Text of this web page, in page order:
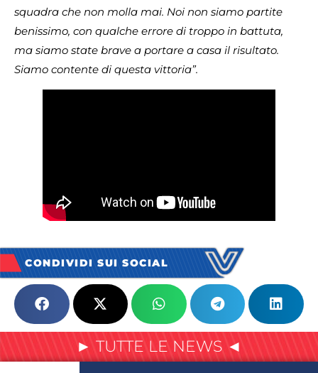
squadra che non molla mai. Noi non siamo partite
benissimo, con qualche errore di troppo in battuta,
ma siamo state brave a portare a casa il risultato.
Siamo contente di questa vittoria”.
CONDIVIDI SUI SOCIAL
► TUTTE LE NEWS ◄